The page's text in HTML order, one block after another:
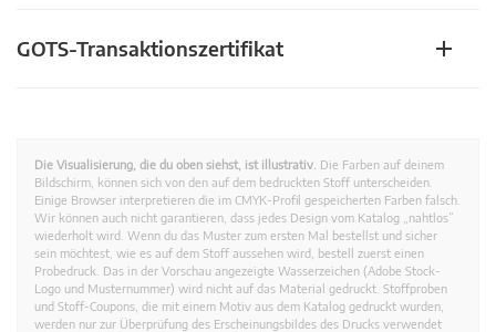
GOTS-Transaktionszertifikat
Die Visualisierung, die du oben siehst, ist illustrativ. Die Farben auf deinem
Bildschirm, können sich von den auf dem bedruckten Stoff unterscheiden.
Einige Browser interpretieren die im CMYK-Profil gespeicherten Farben falsch.
Wir können auch nicht garantieren, dass jedes Design vom Katalog „nahtlos”
wiederholt wird. Wenn du das Muster zum ersten Mal bestellst und sicher
sein möchtest, wie es auf dem Stoff aussehen wird, bestell zuerst einen
Probedruck. Das in der Vorschau angezeigte Wasserzeichen (Adobe Stock-
Logo und Musternummer) wird nicht auf das Material gedruckt. Stoffproben
und Stoff-Coupons, die mit einem Motiv aus dem Katalog gedruckt wurden,
werden nur zur Überprüfung des Erscheinungsbildes des Drucks verwendet